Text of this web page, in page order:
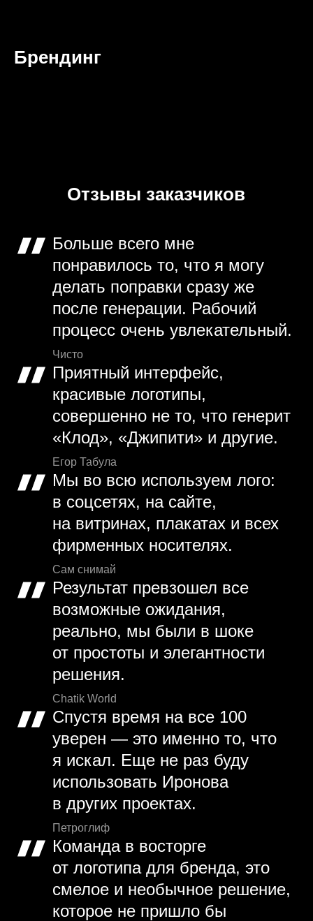
Брендинг
Отзывы заказчиков
Больше всего мне
понравилось то, что я могу
делать поправки сразу же
после генерации. Рабочий
процесс очень увлекательный.
Чисто
Приятный интерфейс,
красивые логотипы,
совершенно не то, что генерит
«Клод», «Джипити» и другие.
Егор Табула
Мы во всю используем лого:
в соцсетях, на сайте,
на витринах, плакатах и всех
фирменных носителях.
Сам снимай
Результат превзошел все
возможные ожидания,
реально, мы были в шоке
от простоты и элегантности
решения.
Chatik World
Спустя время на все 100
уверен — это именно то, что
я искал. Еще не раз буду
использовать Иронова
в других проектах.
Петроглиф
Команда в восторге
от логотипа для бренда, это
смелое и необычное решение,
которое не пришло бы